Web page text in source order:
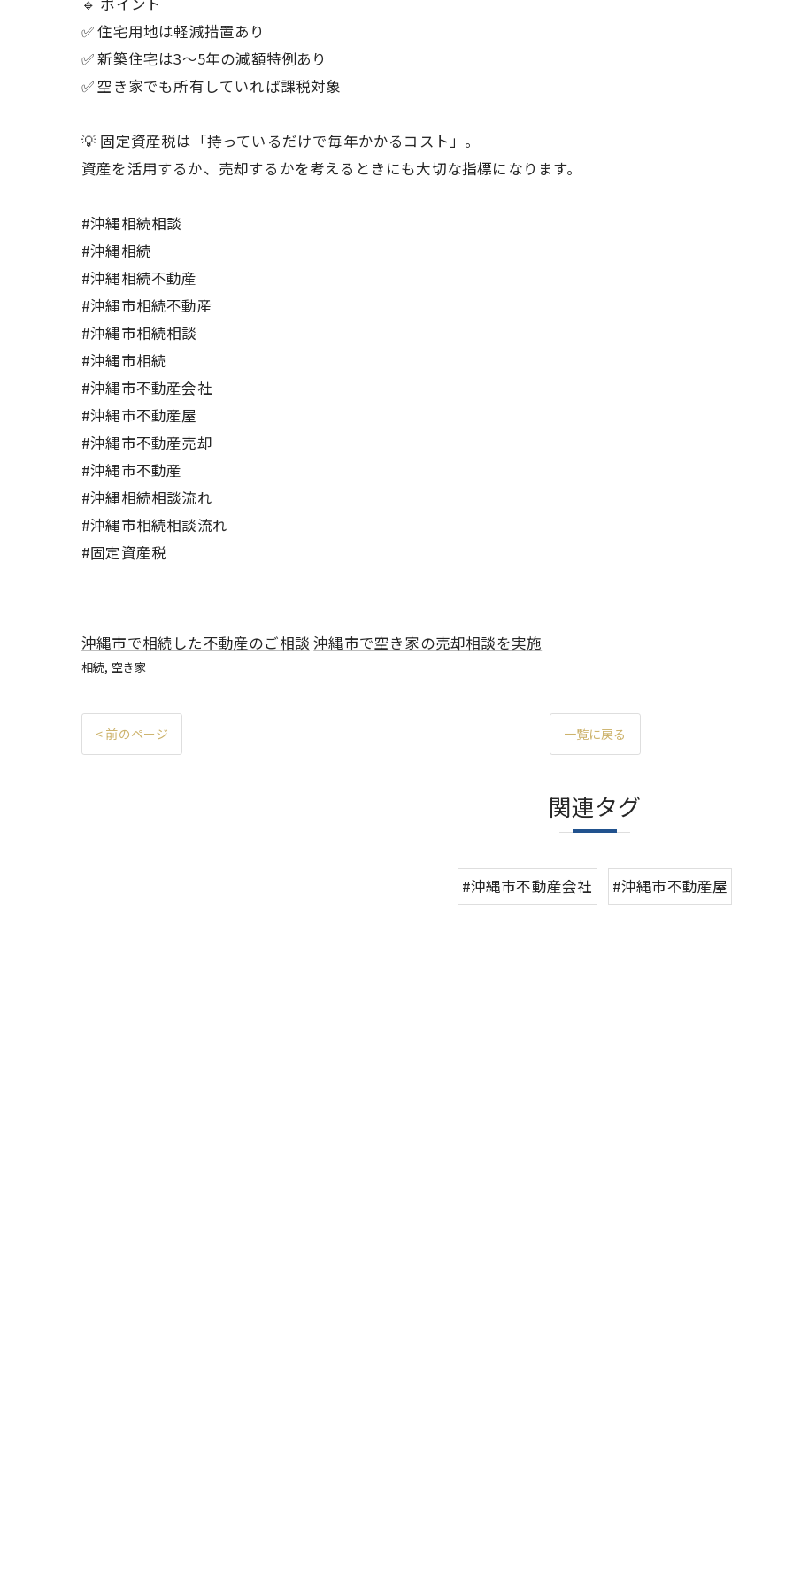
✅ 住宅用地は軽減措置あり
✅ 新築住宅は3〜5年の減額特例あり
✅ 空き家でも所有していれば課税対象
💡 固定資産税は「持っているだけで毎年かかるコスト」。
資産を活用するか、売却するかを考えるときにも大切な指標になります。
#沖縄相続相談
#沖縄相続
#沖縄相続不動産
#沖縄市相続不動産
#沖縄市相続相談
#沖縄市相続
#沖縄市不動産会社
#沖縄市不動産屋
#沖縄市不動産売却
#沖縄市不動産
#沖縄相続相談流れ
#沖縄市相続相談流れ
#固定資産税
沖縄市で相続した不動産のご相談 沖縄市で空き家の売却相談を実施
相続 空き家
< 前のページ 一覧に戻る
関連タグ
#沖縄市不動産会社 #沖縄市不動産屋